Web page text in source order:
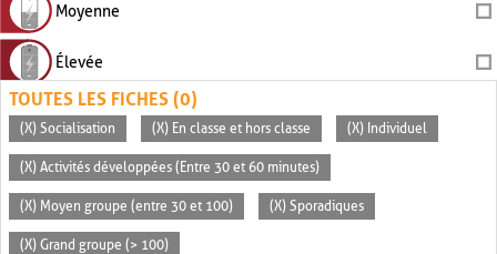
Moyenne
Élevée
TOUTES LES FICHES (0)
(X) Socialisation (X) En classe et hors classe (X) Individuel
(X) Activités développées (Entre 30 et 60 minutes)
(X) Moyen groupe (entre 30 et 100) (X) Sporadiques
(X) Grand groupe (> 100)